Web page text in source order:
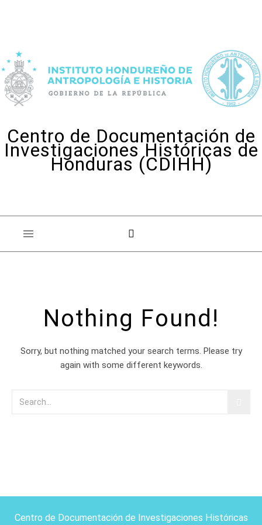
Centro de Documentación de
Investigaciones Históricas de
Honduras (CDIHH)
Nothing Found!
Sorry, but nothing matched your search terms. Please try
again with some different keywords.
Centro de Documentación de Investigaciones Históricas